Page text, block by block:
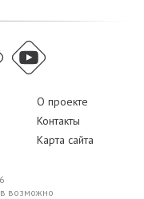
О проекте
Контакты
Карта сайта
возможно